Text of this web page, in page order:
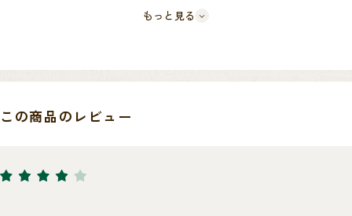
中央アメリカの生産者と共有した資料のおかげで、Rodrigo氏 はGeish
く育つことをLa Loma 農園で確認。
レルエイジド」を実現したコーヒーのご紹介です。
もっと見る
この商品のレビュー